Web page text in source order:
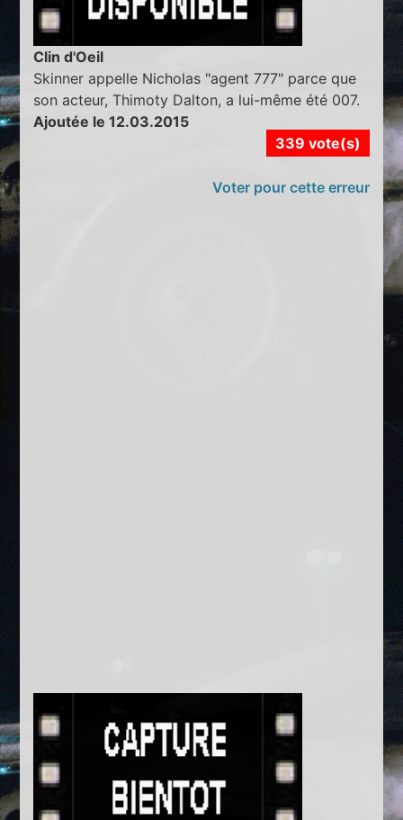
Clin d'Oeil
Skinner appelle Nicholas "agent 777" parce que
son acteur, Thimoty Dalton, a lui-même été 007.
Ajoutée le 12.03.2015
339 vote(s)
Voter pour cette erreur